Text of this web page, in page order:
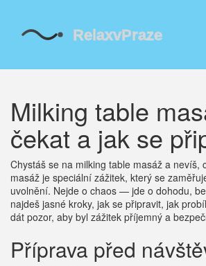
Milking table
čekat a jak se
Chystáš se na milking table masáž a nevíš,
masáž je speciální zážitek, který se
uvolnění. Nejde o chaos — jde o dohodu,
najdeš jasné kroky, jak se připravit, jak
dát pozor, aby byl zážitek příjemný a
Příprava před